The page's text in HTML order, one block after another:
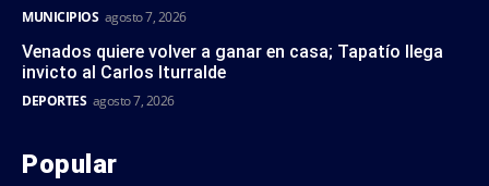
MUNICIPIOS agosto 7, 2026
Venados quiere volver a ganar en casa; Tapatío llega
invicto al Carlos Iturralde
DEPORTES agosto 7, 2026
Popular